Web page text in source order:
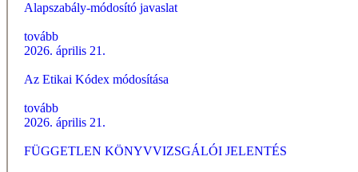
Alapszabály-módosító javaslat
tovább
2026. április 21.
Az Etikai Kódex módosítása
tovább
2026. április 21.
FÜGGETLEN KÖNYVVIZSGÁLÓI JELENTÉS